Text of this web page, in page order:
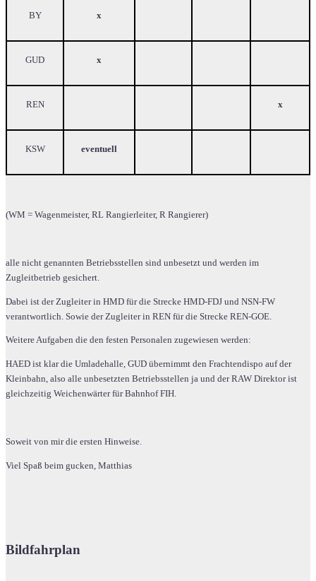
BY x
GUD x
REN x
KSW eventuell
(WM = Wagenmeister, RL Rangierleiter, R Rangierer)
alle nicht genannten Betriebsstellen sind unbesetzt und werden im
Zugleitbetrieb gesichert.
Dabei ist der Zugleiter in HMD für die Strecke HMD-FDJ und NSN-FW
verantwortlich. Sowie der Zugleiter in REN für die Strecke REN-GOE.
Weitere Aufgaben die den festen Personalen zugewiesen werden:
HAED ist klar die Umladehalle, GUD übernimmt den Frachtendispo auf der
Kleinbahn, also alle unbesetzten Betriebsstellen ja und der RAW Direktor ist
gleichzeitig Weichenwärter für Bahnhof FIH.
Soweit von mir die ersten Hinweise.
Viel Spaß beim gucken, Matthias
Bildfahrplan